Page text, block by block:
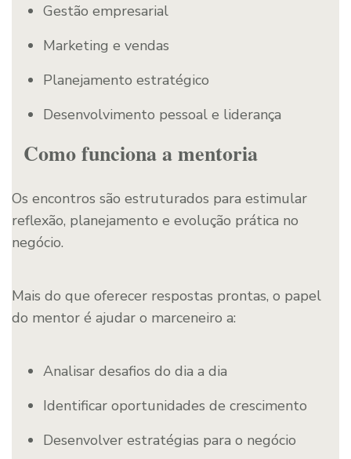
Gestão empresarial
Marketing e vendas
Planejamento estratégico
Desenvolvimento pessoal e liderança
Como funciona a mentoria
Os encontros são estruturados para estimular
reflexão, planejamento e evolução prática no
negócio.
Mais do que oferecer respostas prontas, o papel
do mentor é ajudar o marceneiro a:
Analisar desafios do dia a dia
Identificar oportunidades de crescimento
Desenvolver estratégias para o negócio